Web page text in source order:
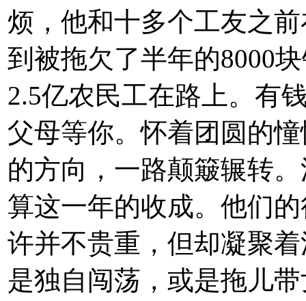
烦，他和十多个工友之
到被拖欠了半年的8000
2.5亿农民工在路上。有
父母等你。怀着团圆的
的方向，一路颠簸辗转
算这一年的收成。他们
许并不贵重，但却凝聚
是独自闯荡，或是拖儿